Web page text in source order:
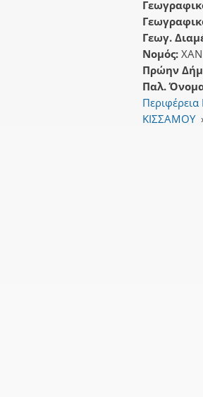
Γεωγ.
Νομός:
Πρώην
Παλ.
Περιφέρεια
ΚΙΣΣΑΜΟΥ ›